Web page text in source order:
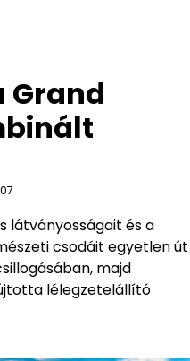
Grand
látványosságait és a
csodáit egyetlen út
majd
lélegzetelállító